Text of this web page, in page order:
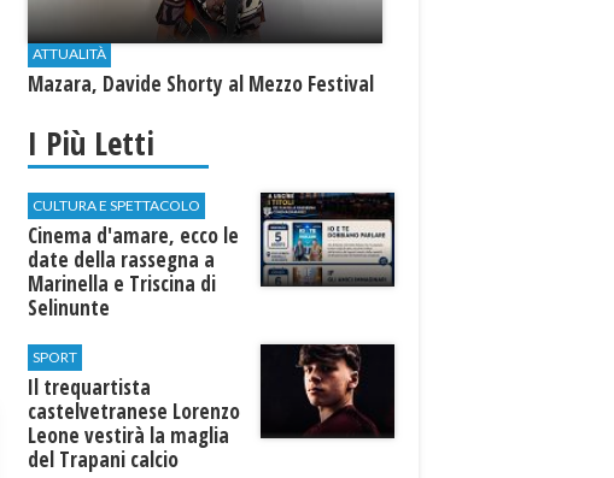
ATTUALITÀ
Mazara, Davide Shorty al Mezzo Festival
I Più Letti
CULTURA E SPETTACOLO
Cinema d'amare, ecco le
date della rassegna a
Marinella e Triscina di
Selinunte
SPORT
Il trequartista
castelvetranese Lorenzo
Leone vestirà la maglia
del Trapani calcio